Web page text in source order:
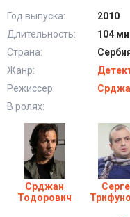
Сербский фильм
Год выпуска:
2010
Длительность:
104
Страна:
Жанр:
Режиссер:
В ролях:
Срджан
Тодорович